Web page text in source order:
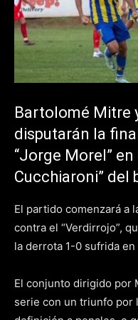
Bartolomé Mitre
disputarán la
“Jorge Morel”
Cucchiaroni” del
El partido comenzará a
contra el “Verdirrojo”,
la derrota 1-0 sufrida en
El conjunto dirigido por
serie con un triunfo por